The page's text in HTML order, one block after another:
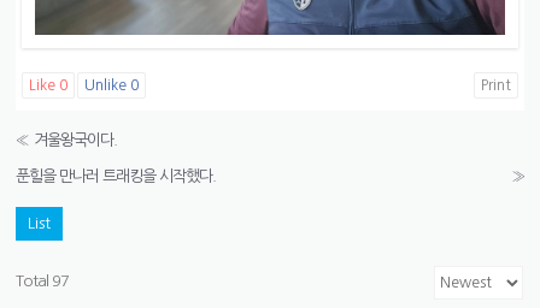
Like 0 Unlike 0 Print
« 겨울왕국이다.
푼힐을 만나러 트래킹을 시작했다. »
List
Total 97